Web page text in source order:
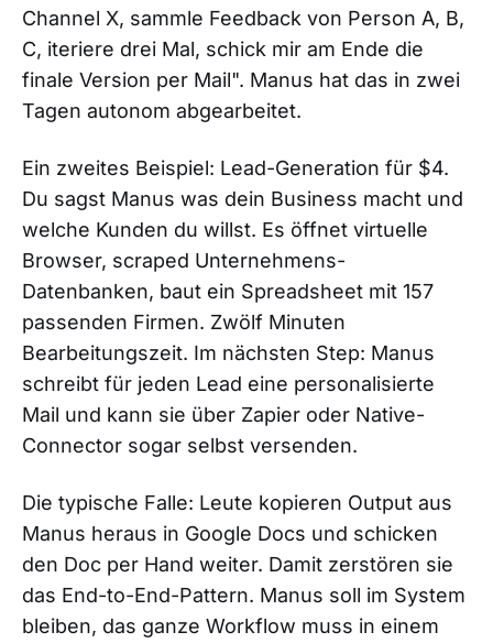
Channel X, sammle Feedback von Person A, B,
C, iteriere drei Mal, schick mir am Ende die
finale Version per Mail". Manus hat das in zwei
Tagen autonom abgearbeitet.
Ein zweites Beispiel: Lead-Generation für $4.
Du sagst Manus was dein Business macht und
welche Kunden du willst. Es öffnet virtuelle
Browser, scraped Unternehmens-
Datenbanken, baut ein Spreadsheet mit 157
passenden Firmen. Zwölf Minuten
Bearbeitungszeit. Im nächsten Step: Manus
schreibt für jeden Lead eine personalisierte
Mail und kann sie über Zapier oder Native-
Connector sogar selbst versenden.
Die typische Falle: Leute kopieren Output aus
Manus heraus in Google Docs und schicken
den Doc per Hand weiter. Damit zerstören sie
das End-to-End-Pattern. Manus soll im System
bleiben, das ganze Workflow muss in einem